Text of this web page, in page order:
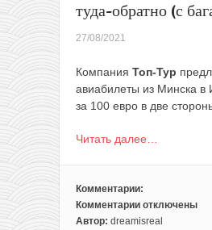
туда-обратно (с
27/08/2021
Компания Топ-Тур
авиабилеты из Минска в
за 100 евро в две
Читать далее…
Комментарии:
Комментарии
к
отключены
Автор: dreamisreal